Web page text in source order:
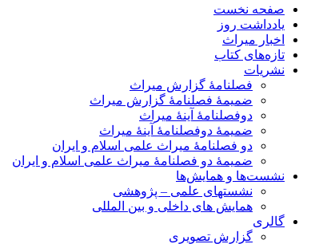
صفحه نخست
یادداشت روز
اخبار میراث
تازه‌های کتاب
نشریات
فصلنامۀ گزارش میراث
ضمیمۀ فصلنامۀ گزارش میراث
دوفصلنامۀ آینۀ میراث
ضمیمۀ دوفصلنامۀ آینۀ میراث
دو فصلنامۀ میراث علمی اسلام و ایران
ضمیمۀ دو فصلنامۀ میراث علمی اسلام و ایران
نشست‌ها و همایش‌ها
نشستهای علمی – پژوهشی
همایش های داخلی و بین المللی
گالری
گزارش تصویری